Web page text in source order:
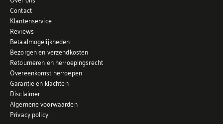
Contact
Klantenservice
Reviews
Betaalmogelijkheden
Bezorgen en verzendkosten
Retourneren en herroepingsrecht
Overeenkomst herroepen
Garantie en klachten
Disclaimer
Algemene voorwaarden
Privacy policy